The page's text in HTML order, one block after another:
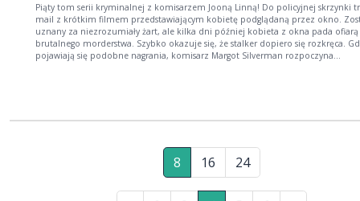
Piąty tom serii kryminalnej z komisarzem Jooną Linną! Do policyjnej skrzynki
mail z krótkim filmem przedstawiającym kobietę podglądaną przez okno.
uznany za niezrozumiały żart, ale kilka dni później kobieta z okna pada ofiarą
brutalnego morderstwa. Szybko okazuje się, że stalker dopiero się rozkręca.
pojawiają się podobne nagrania, komisarz Margot Silverman rozpoczyna
8 16 24